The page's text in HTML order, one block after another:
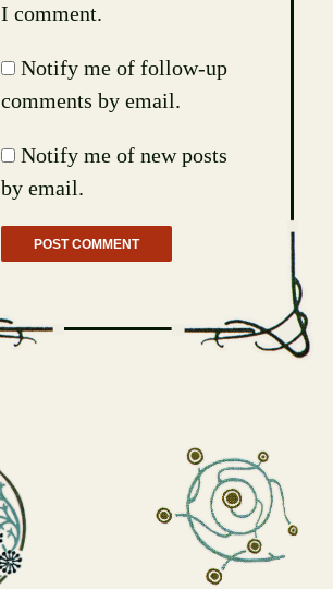
I comment.
Notify me of follow-up
comments by email.
Notify me of new posts
by email.